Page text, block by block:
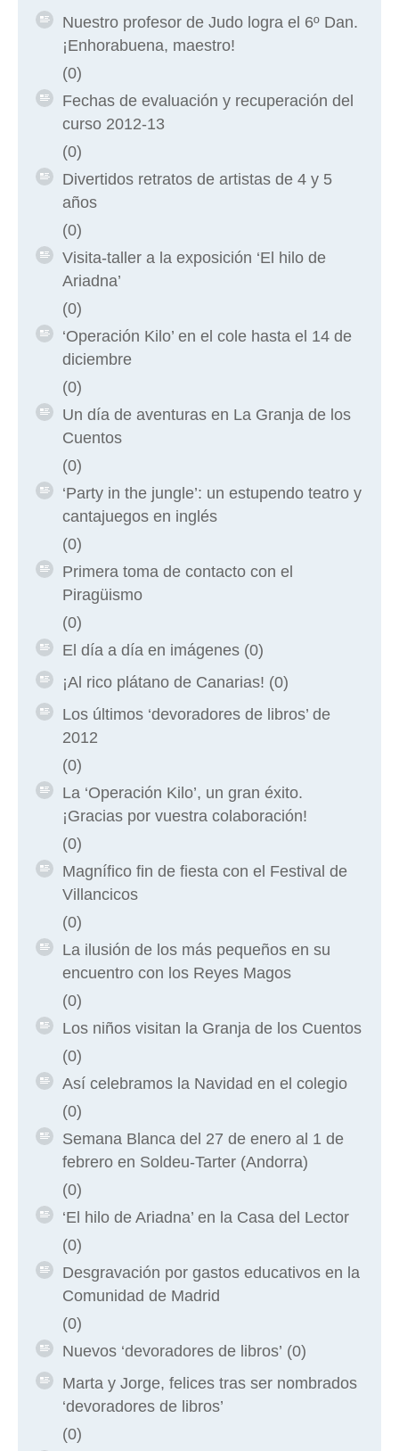
Nuestro profesor de Judo logra el 6º Dan.
¡Enhorabuena, maestro!
(0)
Fechas de evaluación y recuperación del
curso 2012-13
(0)
Divertidos retratos de artistas de 4 y 5
años
(0)
Visita-taller a la exposición ‘El hilo de
Ariadna’
(0)
‘Operación Kilo’ en el cole hasta el 14 de
diciembre
(0)
Un día de aventuras en La Granja de los
Cuentos
(0)
‘Party in the jungle’: un estupendo teatro y
cantajuegos en inglés
(0)
Primera toma de contacto con el
Piragüismo
(0)
El día a día en imágenes (0)
¡Al rico plátano de Canarias! (0)
Los últimos ‘devoradores de libros’ de
2012
(0)
La ‘Operación Kilo’, un gran éxito.
¡Gracias por vuestra colaboración!
(0)
Magnífico fin de fiesta con el Festival de
Villancicos
(0)
La ilusión de los más pequeños en su
encuentro con los Reyes Magos
(0)
Los niños visitan la Granja de los Cuentos
(0)
Así celebramos la Navidad en el colegio
(0)
Semana Blanca del 27 de enero al 1 de
febrero en Soldeu-Tarter (Andorra)
(0)
‘El hilo de Ariadna’ en la Casa del Lector
(0)
Desgravación por gastos educativos en la
Comunidad de Madrid
(0)
Nuevos ‘devoradores de libros’ (0)
Marta y Jorge, felices tras ser nombrados
‘devoradores de libros’
(0)